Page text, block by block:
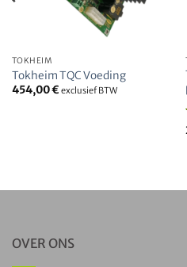
TOKHEIM
Tokheim TQC Voeding
454,00€ exclusief BTW
OVER ONS